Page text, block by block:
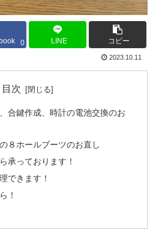
0 LINE コピー
2023.10.11
目次
合鍵作成、時計の電池交換のお
８ホールブーツのお直し
承っております！
できます！
！